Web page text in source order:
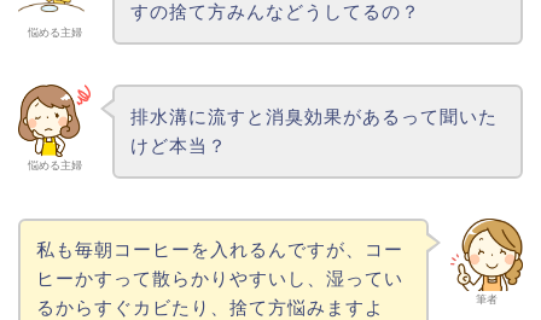
悩める主婦
すの捨て方みんなどうしてるの？
悩める主婦
排水溝に流すと消臭効果があるって聞いた
けど本当？
筆者
私も毎朝コーヒーを入れるんですが、コー
ヒーかすって散らかりやすいし、湿ってい
るからすぐカビたり、捨て方悩みますよ